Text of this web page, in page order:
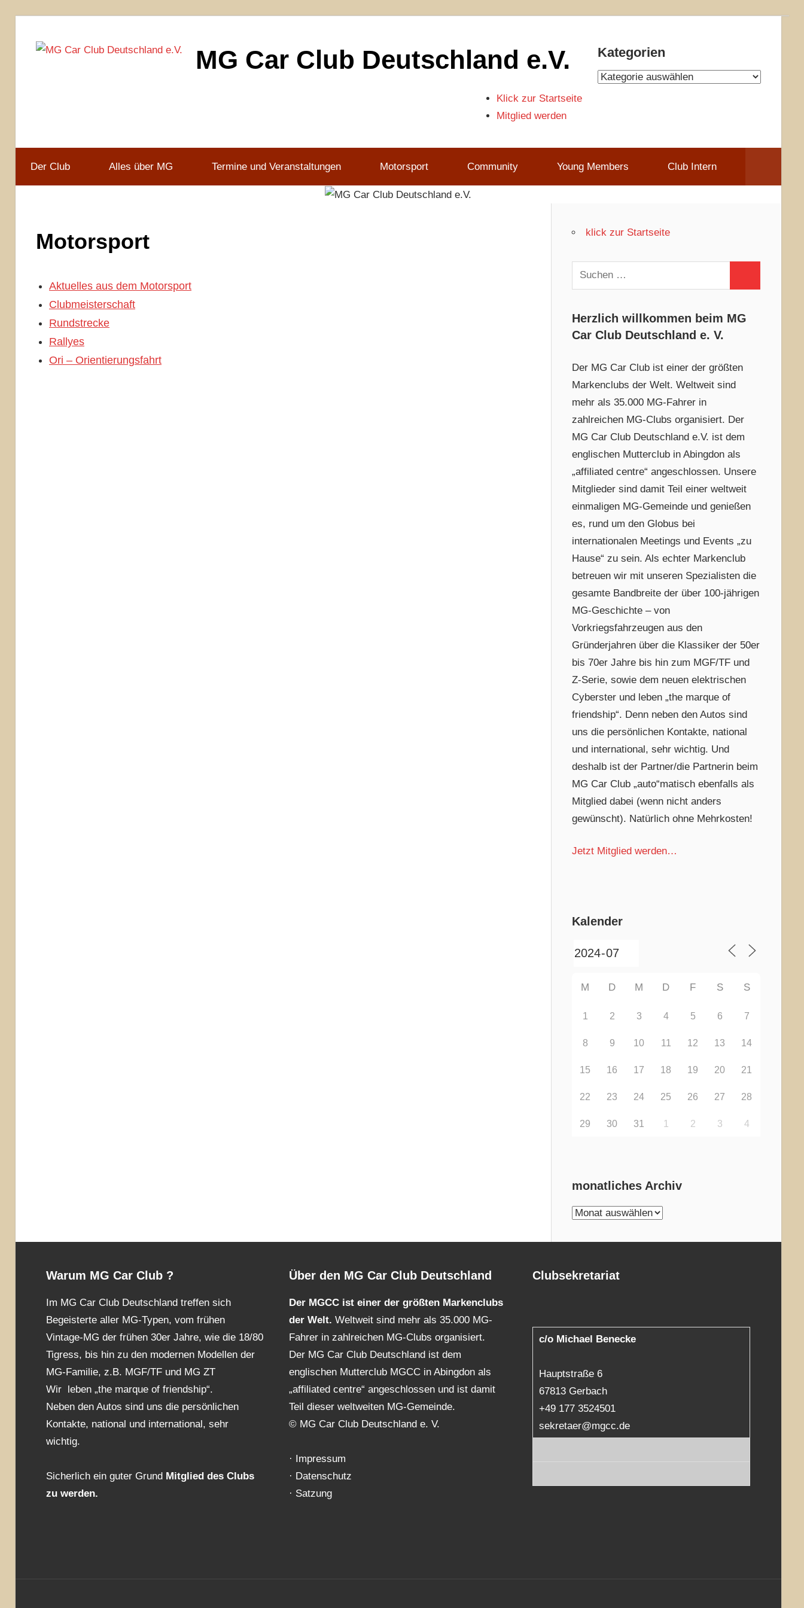
Inhalt
MG Car Club Deutschland e.V. Kategorien
Kategorien
Klick zur Startseite
Mitglied werden
Der Club Alles über MG Termine und Veranstaltungen Motorsport Community Young Members Club Intern
Motorsport
Aktuelles aus dem Motorsport
Clubmeisterschaft
Rundstrecke
Rallyes
Ori – Orientierungsfahrt
klick zur Startseite
Suchen
nach:
Herzlich willkommen beim MG
Car Club Deutschland e. V.
Der MG Car Club ist einer der größten
Markenclubs der Welt. Weltweit sind
mehr als 35.000 MG-Fahrer in
zahlreichen MG-Clubs organisiert. Der
MG Car Club Deutschland e.V. ist dem
englischen Mutterclub in Abingdon als
„affiliated centre“ angeschlossen. Unsere
Mitglieder sind damit Teil einer weltweit
einmaligen MG-Gemeinde und genießen
es, rund um den Globus bei
internationalen Meetings und Events „zu
Hause“ zu sein. Als echter Markenclub
betreuen wir mit unseren Spezialisten die
gesamte Bandbreite der über 100-jährigen
MG-Geschichte – von
Vorkriegsfahrzeugen aus den
Gründerjahren über die Klassiker der 50er
bis 70er Jahre bis hin zum MGF/TF und
Z-Serie, sowie dem neuen elektrischen
Cyberster und leben „the marque of
friendship“. Denn neben den Autos sind
uns die persönlichen Kontakte, national
und international, sehr wichtig. Und
deshalb ist der Partner/die Partnerin beim
MG Car Club „auto“matisch ebenfalls als
Mitglied dabei (wenn nicht anders
gewünscht). Natürlich ohne Mehrkosten!
Jetzt Mitglied werden…
Kalender
M D M D F S S
1 2 3 4 5 6 7
8 9 10 11 12 13 14
15 16 17 18 19 20 21
22 23 24 25 26 27 28
29 30 31 1 2 3 4
monatliches Archiv
monatliches
Warum MG Car Club ?
Im MG Car Club Deutschland treffen sich
Begeisterte aller MG-Typen, vom frühen
Vintage-MG der frühen 30er Jahre, wie die 18/80
Tigress, bis hin zu den modernen Modellen der
MG-Familie, z.B. MGF/TF und MG ZT
Wir leben „the marque of friendship“.
Neben den Autos sind uns die persönlichen
Kontakte, national und international, sehr
wichtig.
Sicherlich ein guter Grund Mitglied des Clubs
zu werden.
Über den MG Car Club Deutschland
Der MGCC ist einer der größten Markenclubs
der Welt.Weltweit sind mehr als 35.000 MG-
Fahrer in zahlreichen MG-Clubs organisiert.
Der MG Car Club Deutschland ist dem
englischen Mutterclub MGCC in Abingdon als
„affiliated centre“ angeschlossen und ist damit
Teil dieser weltweiten MG-Gemeinde.
© MG Car Club Deutschland e. V.
· Impressum
· Datenschutz
· Satzung
Clubsekretariat
c/o Michael Benecke
Hauptstraße 6
67813 Gerbach
+49 177 3524501
sekretaer@mgcc.de